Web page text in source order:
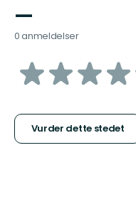
—
0 anmeldelser
av
stjerner
Vurder dette stedet